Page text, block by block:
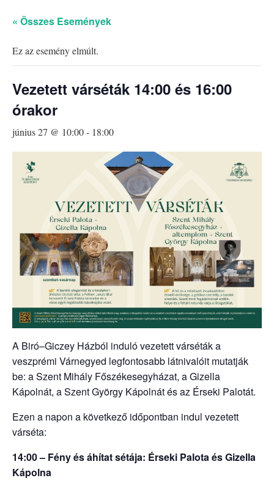
« Összes Események
Ez az esemény elmúlt.
Vezetett várséták 14:00 és 16:00
órakor
június 27 @ 10:00- 18:00
A Biró–Giczey Házból induló vezetett várséták a
veszprémi Várnegyed legfontosabb látnivalóit mutatják
be: a Szent Mihály Főszékesegyházat, a Gizella
Kápolnát, a Szent György Kápolnát és az Érseki Palotát.
Ezen a napon a következő időpontban indul vezetett
várséta:
14:00 – Fény és áhítat sétája: Érseki Palota és Gizella
Kápolna